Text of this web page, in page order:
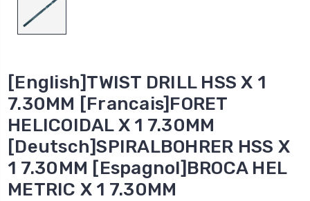
[English]TWIST DRILL HSS X 1
7.30MM [Francais]FORET
HELICOIDAL X 1 7.30MM
[Deutsch]SPIRALBOHRER HSS X
1 7.30MM [Espagnol]BROCA HEL
METRIC X 1 7.30MM